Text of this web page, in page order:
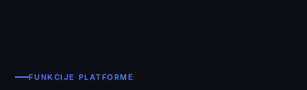
FUNKCIJE PLATFORME